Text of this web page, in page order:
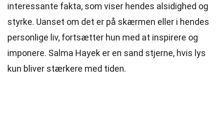
interessante fakta, som viser hendes alsidighed og
styrke. Uanset om det er på skærmen eller i hendes
personlige liv, fortsætter hun med at inspirere og
imponere. Salma Hayek er en sand stjerne, hvis lys
kun bliver stærkere med tiden.